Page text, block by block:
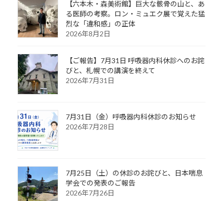
【六本木・森美術館】巨大な骸骨の山と、あ
る医師の考察。ロン・ミュエク展で覚えた猛
烈な「違和感」の正体
2026年8月2日
【ご報告】7月31日 呼吸器内科休診へのお詫
びと、札幌での講演を終えて
2026年7月31日
7月31日（金）呼吸器内科休診のお知らせ
2026年7月28日
7月25日（土）の休診のお詫びと、日本喘息
学会での発表のご報告
2026年7月26日